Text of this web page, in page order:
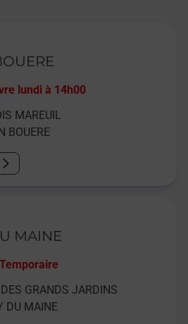
lundi à 14h00
MAREUIL
BOUERE
MAINE
GRANDS JARDINS
DU MAINE